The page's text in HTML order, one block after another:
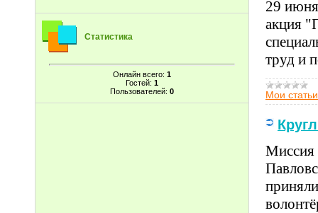
Статистика
Онлайн всего: 1
Гостей: 1
Пользователей: 0
29
акция
труд и
Мои статьи
Миссия